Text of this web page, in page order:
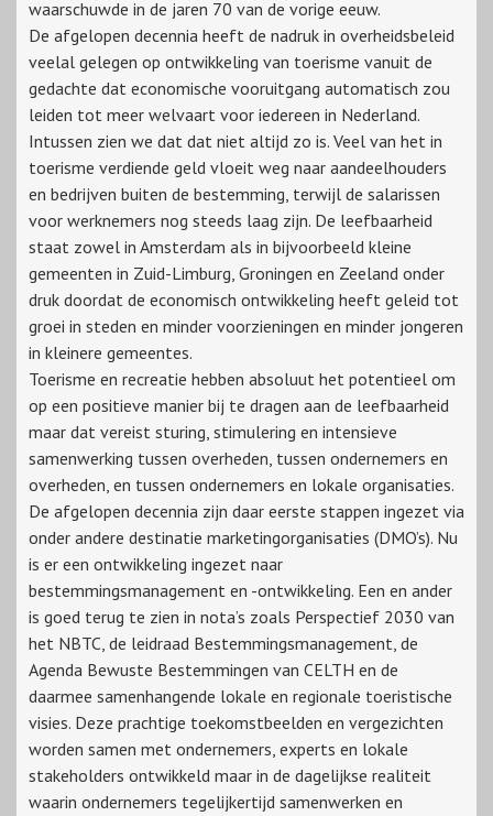
waarschuwde in de jaren 70 van de vorige eeuw.
De afgelopen decennia heeft de nadruk in overheidsbeleid
veelal gelegen op ontwikkeling van toerisme vanuit de
gedachte dat economische vooruitgang automatisch zou
leiden tot meer welvaart voor iedereen in Nederland.
Intussen zien we dat dat niet altijd zo is. Veel van het in
toerisme verdiende geld vloeit weg naar aandeelhouders
en bedrijven buiten de bestemming, terwijl de salarissen
voor werknemers nog steeds laag zijn. De leefbaarheid
staat zowel in Amsterdam als in bijvoorbeeld kleine
gemeenten in Zuid-Limburg, Groningen en Zeeland onder
druk doordat de economisch ontwikkeling heeft geleid tot
groei in steden en minder voorzieningen en minder jongeren
in kleinere gemeentes.
Toerisme en recreatie hebben absoluut het potentieel om
op een positieve manier bij te dragen aan de leefbaarheid
maar dat vereist sturing, stimulering en intensieve
samenwerking tussen overheden, tussen ondernemers en
overheden, en tussen ondernemers en lokale organisaties.
De afgelopen decennia zijn daar eerste stappen ingezet via
onder andere destinatie marketingorganisaties (DMO’s). Nu
is er een ontwikkeling ingezet naar
bestemmingsmanagement en -ontwikkeling. Een en ander
is goed terug te zien in nota’s zoals Perspectief 2030 van
het NBTC, de leidraad Bestemmingsmanagement, de
Agenda Bewuste Bestemmingen van CELTH en de
daarmee samenhangende lokale en regionale toeristische
visies. Deze prachtige toekomstbeelden en vergezichten
worden samen met ondernemers, experts en lokale
stakeholders ontwikkeld maar in de dagelijkse realiteit
waarin ondernemers tegelijkertijd samenwerken en